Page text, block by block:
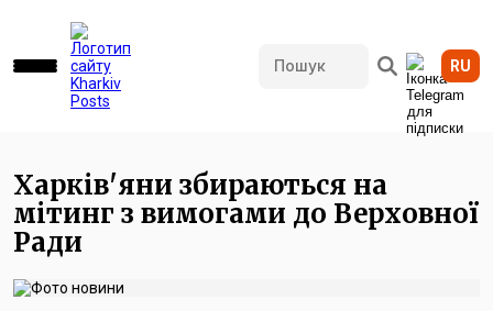
RU
481 переглядів • 30.07.2025 10:34
Харків'яни збираються на
мітинг з вимогами до Верховної
Ради